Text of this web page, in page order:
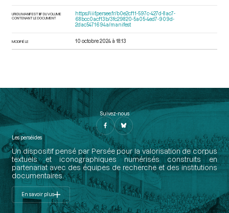
URI DU MANIFEST IIIF DU VOLUME
CONTENANT LE DOCUMENT
https://iiif.persee.fr/b0e2cf11-597c-427d-8ac7-
68bcc0acf13b/3fc29820-5a05-4ed7-909d-
2dac5471694a/manifest
MODIFIÉ LE 10 octobre 2024 à 18:13
Suivez-nous
Les perséides
Un dispositif pensé par Persée pour la valorisation de corpus
textuels et iconographiques numérisés construits en
partenariat avec des équipes de recherche et des institutions
documentaires.
En savoir plus